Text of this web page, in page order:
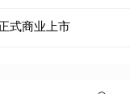
式商业上市